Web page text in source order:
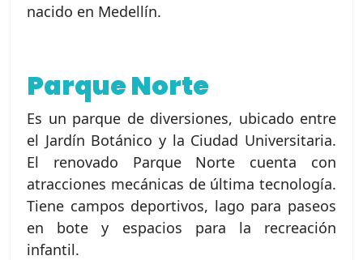
nacido en Medellín.
Parque Norte
Es un parque de diversiones, ubicado entre
el Jardín Botánico y la Ciudad Universitaria.
El renovado Parque Norte cuenta con
atracciones mecánicas de última tecnología.
Tiene campos deportivos, lago para paseos
en bote y espacios para la recreación
infantil.